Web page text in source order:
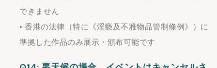
できません
• 香港の法律（特に《淫褻及不雅物品管制條例》）に
準拠した作品のみ展示・頒布可能です